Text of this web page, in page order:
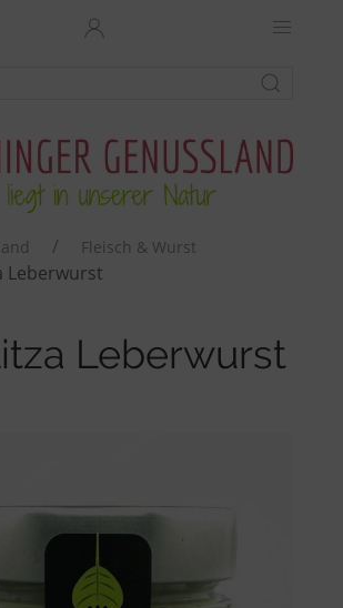
Fleisch & Wurst
Leberwurst
Leberwurst